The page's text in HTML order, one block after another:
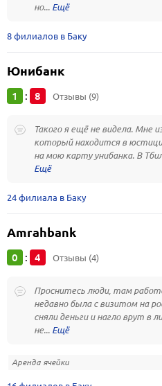
но...
8 филиалов в Баку
Юнибанк
1 : 8 Отзывы (9)
Такого я ещё не видела. Мне
который находится в
на мою карту унибанка. В
24 филиала в Баку
Amrahbank
0 : 4 Отзывы (4)
Проснитесь люди, там
недавно была с визитом на
сняли деньги и нагло врут в
не...
Аренда ячейки